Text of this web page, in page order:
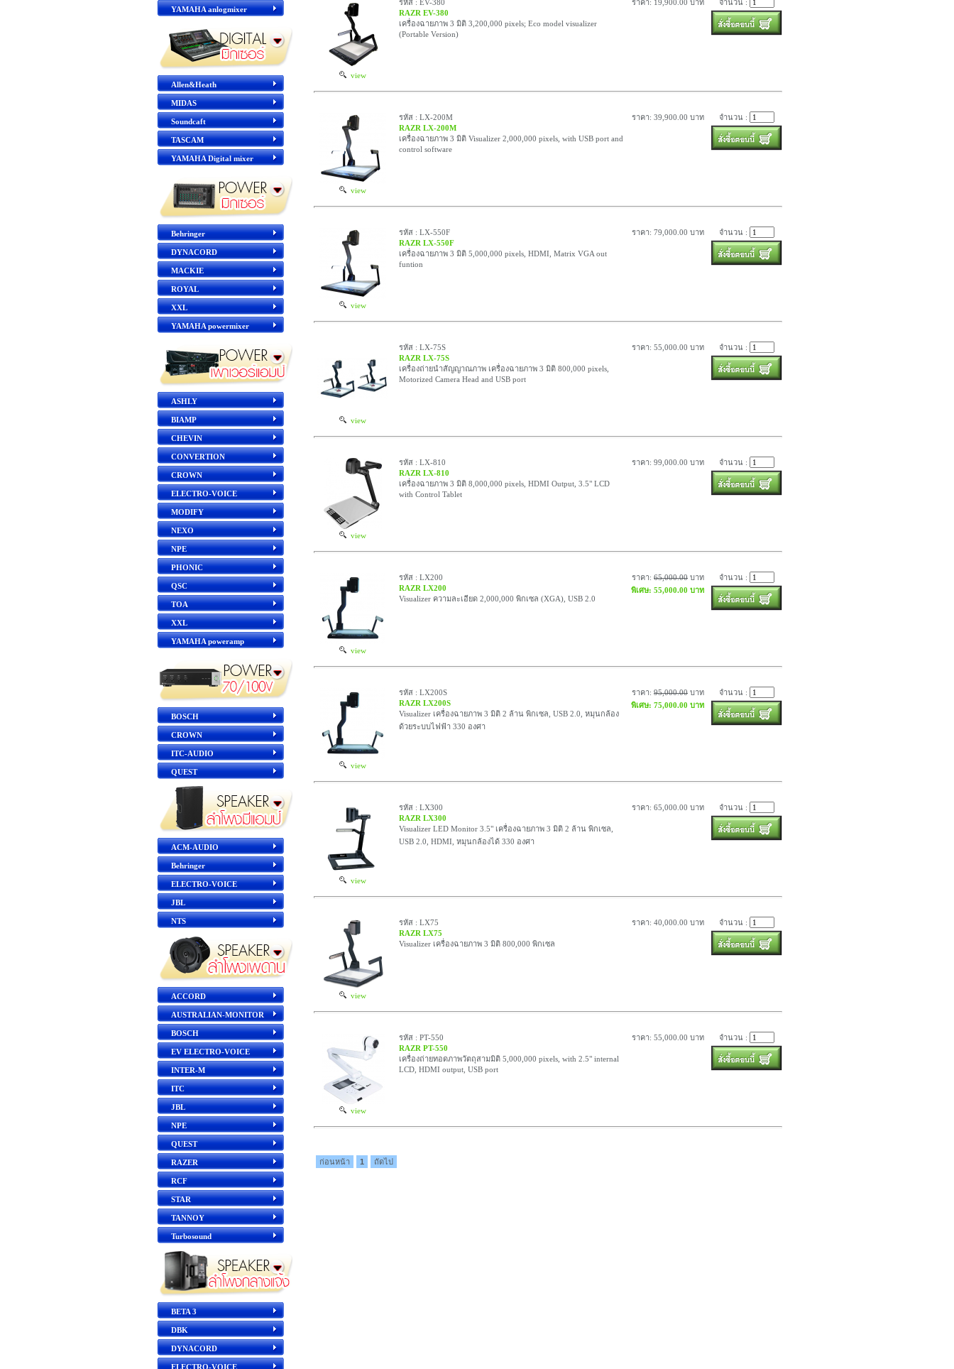
YAMAHA anlogmixer
Allen&Heath
MIDAS
Soundcaft
TASCAM
YAMAHA Digital mixer
Behringer
DYNACORD
MACKIE
ROYAL
XXL
YAMAHA powermixer
ASHLY
BIAMP
CHEVIN
CONVERTION
CROWN
ELECTRO-VOICE
MODIFY
NEXO
NPE
PHONIC
QSC
TOA
XXL
YAMAHA poweramp
BOSCH
CROWN
ITC-AUDIO
QUEST
ACM-AUDIO
Behringer
ELECTRO-VOICE
JBL
NTS
ACCORD
AUSTRALIAN-MONITOR
BOSCH
EV ELECTRO-VOICE
INTER-M
ITC
JBL
NPE
QUEST
RAZER
RCF
STAR
TANNOY
Turbosound
BETA 3
DBK
DYNACORD
ELECTRO-VOICE
view
รหัส : EV-380
RAZR EV-380
เครื่องฉายภาพ 3 มิติ 3,200,000 pixels; Eco model visualizer
(Portable Version)
ราคา: 19,900.00 บาท จำนวน :
view
รหัส : LX-200M
RAZR LX-200M
เครื่องฉายภาพ 3 มิติ Visualizer 2,000,000 pixels, with USB port and
control software
ราคา: 39,900.00 บาท จำนวน :
view
รหัส : LX-550F
RAZR LX-550F
เครื่องฉายภาพ 3 มิติ 5,000,000 pixels, HDMI, Matrix VGA out
funtion
ราคา: 79,000.00 บาท จำนวน :
view
รหัส : LX-75S
RAZR LX-75S
เครื่องถ่ายนำสัญญาณภาพ เครื่องฉายภาพ 3 มิติ 800,000 pixels,
Motorized Camera Head and USB port
ราคา: 55,000.00 บาท จำนวน :
view
รหัส : LX-810
RAZR LX-810
เครื่องฉายภาพ 3 มิติ 8,000,000 pixels, HDMI Output, 3.5" LCD
with Control Tablet
ราคา: 99,000.00 บาท จำนวน :
view
รหัส : LX200
RAZR LX200
Visualizer ความละเอียด 2,000,000 พิกเซล (XGA), USB 2.0
ราคา: 65,000.00 บาท
พิเศษ: 55,000.00 บาท
จำนวน :
view
รหัส : LX200S
RAZR LX200S
Visualizer เครื่องฉายภาพ 3 มิติ 2 ล้าน พิกเซล, USB 2.0, หมุนกล้อง
ด้วยระบบไฟฟ้า 330 องศา
ราคา: 95,000.00 บาท
พิเศษ: 75,000.00 บาท
จำนวน :
view
รหัส : LX300
RAZR LX300
Visualizer LED Monitor 3.5" เครื่องฉายภาพ 3 มิติ 2 ล้าน พิกเซล,
USB 2.0, HDMI, หมุนกล้องได้ 330 องศา
ราคา: 65,000.00 บาท จำนวน :
view
รหัส : LX75
RAZR LX75
Visualizer เครื่องฉายภาพ 3 มิติ 800,000 พิกเซล
ราคา: 40,000.00 บาท จำนวน :
view
รหัส : PT-550
RAZR PT-550
เครื่องถ่ายทอดภาพวัตถุสามมิติ 5,000,000 pixels, with 2.5" internal
LCD, HDMI output, USB port
ราคา: 55,000.00 บาท จำนวน :
ก่อนหน้า 1 ถัดไป